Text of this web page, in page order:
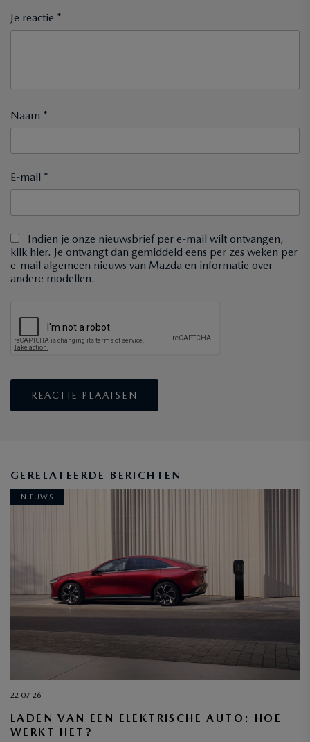
Je reactie *
Naam *
E-mail *
Indien je onze nieuwsbrief per e-mail wilt ontvangen,
klik hier. Je ontvangt dan gemiddeld eens per zes weken per
e-mail algemeen nieuws van Mazda en informatie over
andere modellen.
GERELATEERDE BERICHTEN
NIEUWS
22-07-26
LADEN VAN EEN ELEKTRISCHE AUTO: HOE
WERKT HET?